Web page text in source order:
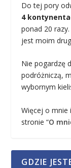
Do tej pory
4
ponad 20
jest moim
Nie pogardzę
podróżniczą,
wybornym
Więcej o mnie
stronie “O
GDZIE